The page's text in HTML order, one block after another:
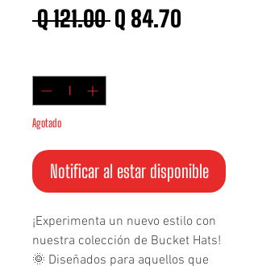
Q 121.00 Precio
Q 84.70
Agotado
Notificar al estar disponible
¡Experimenta un nuevo estilo con
nuestra colección de Bucket Hats!
🌞 Diseñados para aquellos que